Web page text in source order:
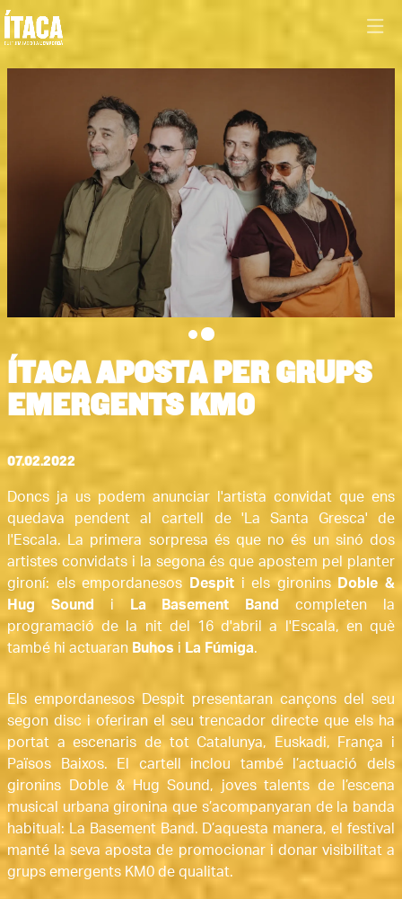
Diapositiva 2 de 2: Love of Lesbian
ÍTACA APOSTA PER GRUPS
EMERGENTS KM0
07.02.2022
Doncs ja us podem anunciar l'artista convidat que ens
quedava pendent al cartell de 'La Santa Gresca' de
l'Escala. La primera sorpresa és que no és un sinó dos
artistes convidats i la segona és que apostem pel planter
gironí: els empordanesos
Despit i els gironins
Doble &
Hug Sound i La Basement Band
completen la
programació de la nit del 16 d'abril a l'Escala, en què
també hi actuaran Buhos i La Fúmiga.
Els empordanesos Despit presentaran cançons del seu
segon disc i oferiran el seu trencador directe que els ha
portat a escenaris de tot Catalunya, Euskadi, França i
Països Baixos. El cartell inclou també l’actuació dels
gironins Doble & Hug Sound, joves talents de l’escena
musical urbana gironina que s’acompanyaran de la banda
habitual: La Basement Band. D’aquesta manera, el festival
manté la seva aposta de promocionar i donar visibilitat a
grups emergents KM0 de qualitat.